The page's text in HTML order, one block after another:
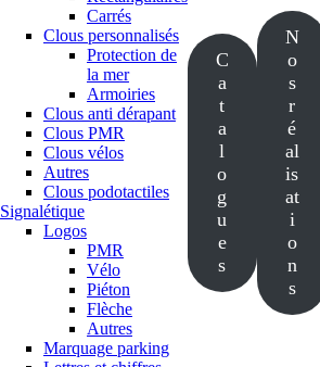
Carrés
Clous personnalisés
Protection de
la mer
Armoiries
Clous anti dérapant
Clous PMR
Clous vélos
Autres
Clous podotactiles
Signalétique
Logos
PMR
Vélo
Piéton
Flèche
Autres
Marquage parking
C
a
t
a
l
o
g
u
e
s
N
o
s
r
é
al
is
at
i
o
n
s